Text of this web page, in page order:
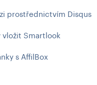
prostřednictvím Disqus
vložit Smartlook
s AffilBox